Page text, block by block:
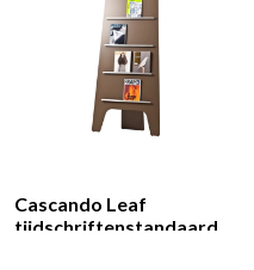
Cascando Leaf
tijdschriftenstandaard